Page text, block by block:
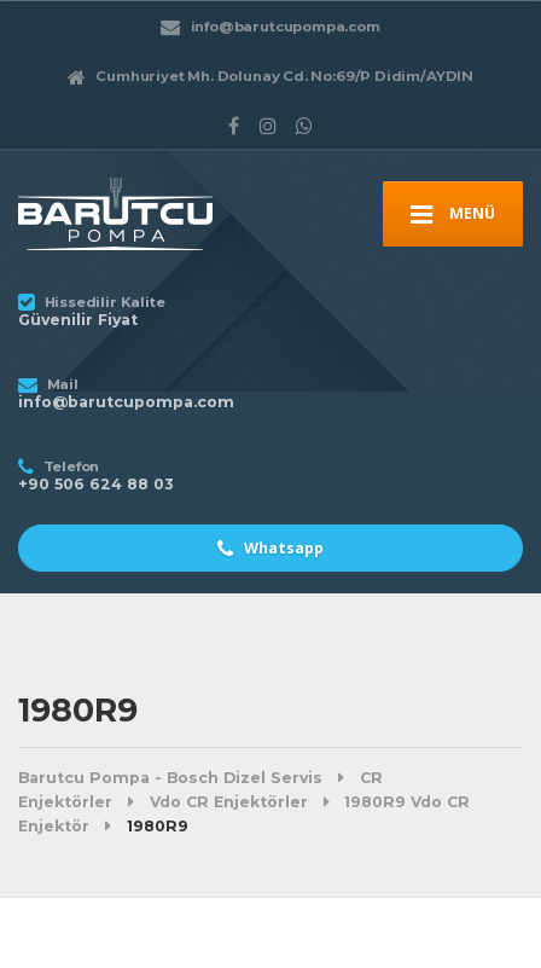
info@barutcupompa.com
Cumhuriyet Mh. Dolunay Cd. No:69/P Didim/AYDIN
MENÜ
Hissedilir Kalite
Güvenilir Fiyat
Mail
info@barutcupompa.com
Telefon
+90 506 624 88 03
Whatsapp
1980R9
Barutcu Pompa - Bosch Dizel Servis
CR
Enjektörler
Vdo CR Enjektörler
1980R9 Vdo CR
Enjektör
1980R9